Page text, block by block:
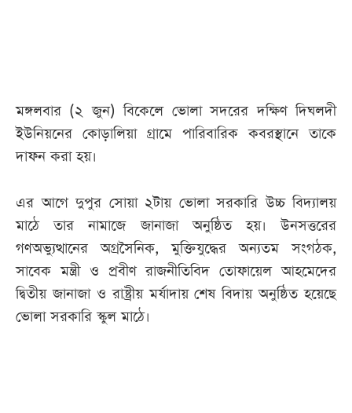
ই-
পেপার
মঙ্গলবার (২ জুন) বিকেলে ভোলা সদরের দক্ষিণ দিঘলদী
ইউনিয়নের কোড়ালিয়া গ্রামে পারিবারিক কবরস্থানে তাকে
দাফন করা হয়।
এর আগে দুপুর সোয়া ২টায় ভোলা সরকারি উচ্চ বিদ্যালয়
মাঠে তার নামাজে জানাজা অনুষ্ঠিত হয়। উনসত্তরের
গণঅভ্যুত্থানের অগ্রসৈনিক, মুক্তিযুদ্ধের অন্যতম সংগঠক,
সাবেক মন্ত্রী ও প্রবীণ রাজনীতিবিদ তোফায়েল আহমেদের
দ্বিতীয় জানাজা ও রাষ্ট্রীয় মর্যাদায় শেষ বিদায় অনুষ্ঠিত হয়েছে
ভোলা সরকারি স্কুল মাঠে।